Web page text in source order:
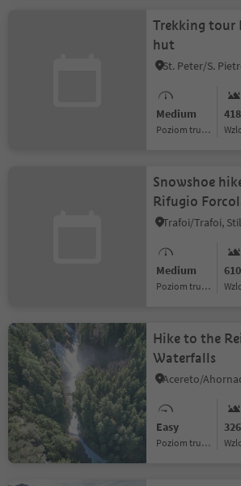
Trekking tour
hut
Medium
Poziom trudności
Snowshoe
Rifugio
Medium
Poziom trudności
Hike to the
Waterfalls
Easy
Poziom trudności